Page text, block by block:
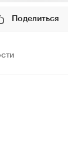
Поделиться